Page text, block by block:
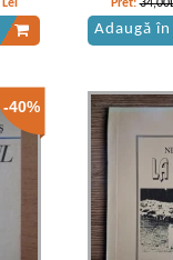
Lei Pret:
Adaugă în
-40%